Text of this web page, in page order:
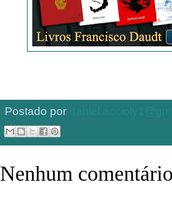
Postado por
Nenhum